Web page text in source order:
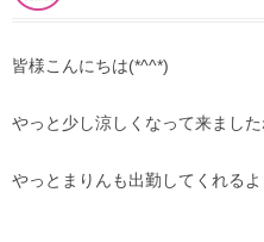
皆様こんにちは(*^^*)
やっと少し涼しくなって来ました
やっとまりんも出勤してくれる